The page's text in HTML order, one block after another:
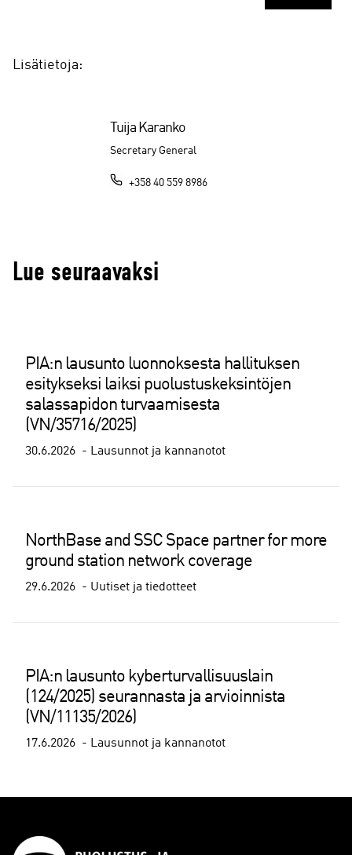
Lisätietoja:
Tuija Karanko
Secretary General
+358 40 559 8986
Lue seuraavaksi
PIA:n lausunto luonnoksesta hallituksen
esitykseksi laiksi puolustuskeksintöjen
salassapidon turvaamisesta
(VN/35716/2025)
30.6.2026 Lausunnot ja kannanotot
NorthBase and SSC Space partner for more
ground station network coverage
29.6.2026 Uutiset ja tiedotteet
PIA:n lausunto kyberturvallisuuslain
(124/2025) seurannasta ja arvioinnista
(VN/11135/2026)
17.6.2026 Lausunnot ja kannanotot